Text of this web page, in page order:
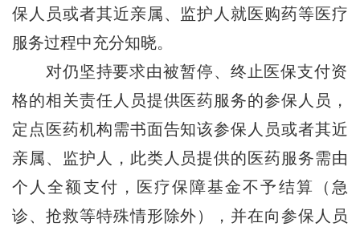
保人员或者其近亲属、监护人就医购药等医疗
服务过程中充分知晓。
对仍坚持要求由被暂停、终止医保支付资
格的相关责任人员提供医药服务的参保人员，
定点医药机构需书面告知该参保人员或者其近
亲属、监护人，此类人员提供的医药服务需由
个人全额支付，医疗保障基金不予结算（急
诊、抢救等特殊情形除外），并在向参保人员